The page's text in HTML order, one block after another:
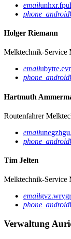
email
phone_android
Holger Riemann
Melktechnik-Service
email
phone_android
Hartmuth
Routenfahrer
email
phone_android
Tim Jelten
Melktechnik-Service
email
phone_android
Verwaltung